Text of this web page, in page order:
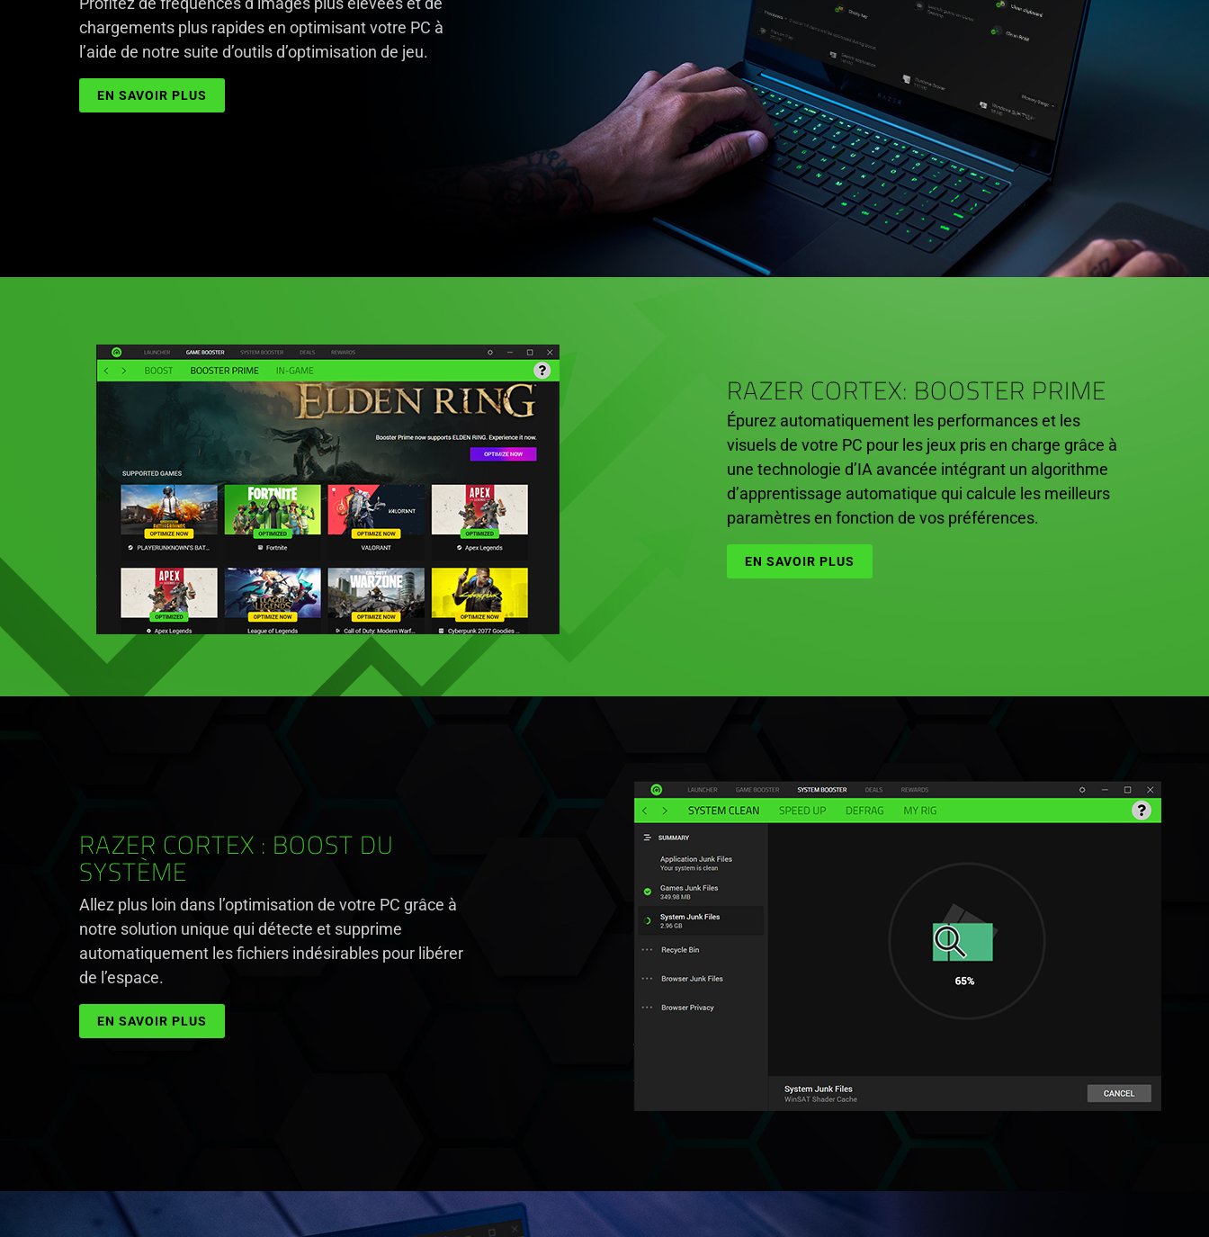
chargements plus rapides en optimisant votre PC à
l’aide de notre suite d’outils d’optimisation de jeu.
EN SAVOIR PLUS
RAZER CORTEX: BOOSTER PRIME
Épurez automatiquement les performances et les
visuels de votre PC pour les jeux pris en charge grâce à
une technologie d’IA avancée intégrant un algorithme
d’apprentissage automatique qui calcule les meilleurs
paramètres en fonction de vos préférences.
EN SAVOIR PLUS
RAZER CORTEX : BOOST DU
SYSTÈME
Allez plus loin dans l’optimisation de votre PC grâce à
notre solution unique qui détecte et supprime
automatiquement les fichiers indésirables pour libérer
de l’espace.
EN SAVOIR PLUS